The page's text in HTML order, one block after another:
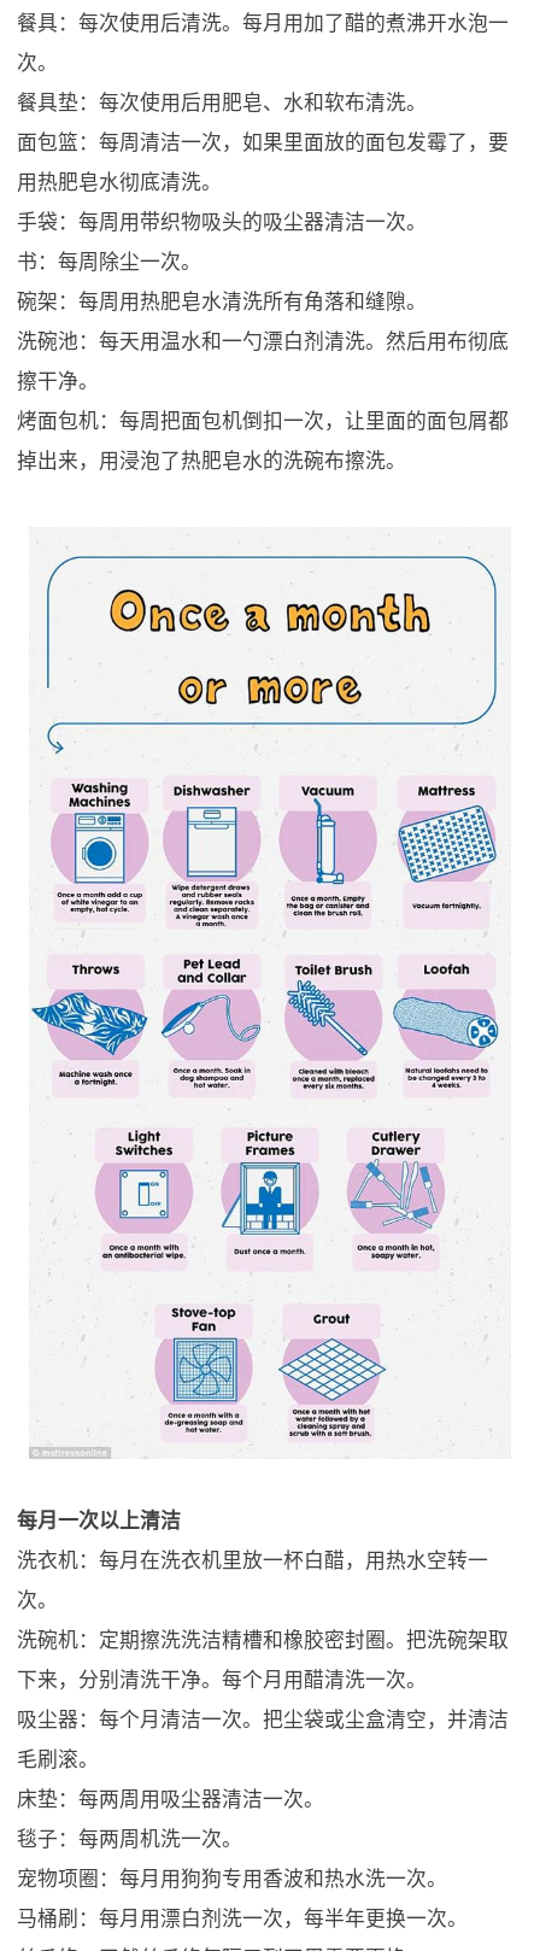
餐具：每次使用后清洗。每月用加了醋的煮沸开水泡一
次。
餐具垫：每次使用后用肥皂、水和软布清洗。
面包篮：每周清洁一次，如果里面放的面包发霉了，要
用热肥皂水彻底清洗。
手袋：每周用带织物吸头的吸尘器清洁一次。
书：每周除尘一次。
碗架：每周用热肥皂水清洗所有角落和缝隙。
洗碗池：每天用温水和一勺漂白剂清洗。然后用布彻底
擦干净。
烤面包机：每周把面包机倒扣一次，让里面的面包屑都
掉出来，用浸泡了热肥皂水的洗碗布擦洗。
每月一次以上清洁
洗衣机：每月在洗衣机里放一杯白醋，用热水空转一
次。
洗碗机：定期擦洗洗洁精槽和橡胶密封圈。把洗碗架取
下来，分别清洗干净。每个月用醋清洗一次。
吸尘器：每个月清洁一次。把尘袋或尘盒清空，并清洁
毛刷滚。
床垫：每两周用吸尘器清洁一次。
毯子：每两周机洗一次。
宠物项圈：每月用狗狗专用香波和热水洗一次。
马桶刷：每月用漂白剂洗一次，每半年更换一次。